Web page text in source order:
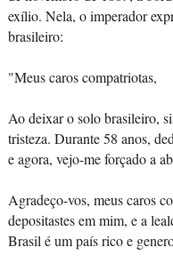
exílio. Nela, o imperador
brasileiro:
"Meus caros compatriotas,
Ao deixar o solo brasileiro,
tristeza. Durante 58 anos,
e agora, vejo-me forçado a
Agradeço-vos, meus caros
depositastes em mim, e a
Brasil é um país rico e